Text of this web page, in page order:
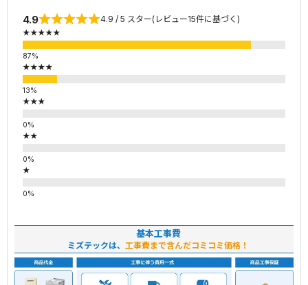
4.9 4.9 / 5 スター(レビュー15件に基づく)
★★★★★
★★★★
★★★
★★
★
基本工事費
ミズテックは、 工事費まで含んだコミコミ価格！